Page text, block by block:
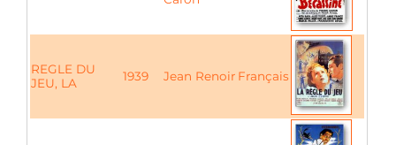
REGLE DU
JEU, LA
1939 Jean Renoir Français